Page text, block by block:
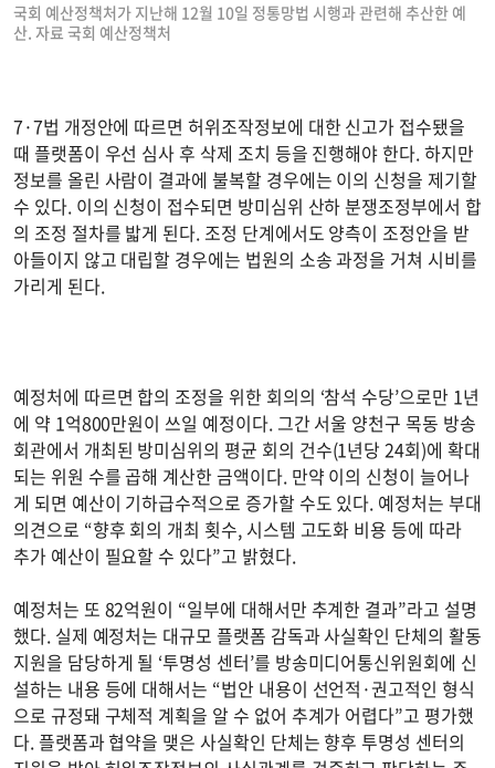
국회 예산정책처가 지난해 12월 10일 정통망법 시행과 관련해 추산한 예
산. 자료 국회 예산정책처
7·7법 개정안에 따르면 허위조작정보에 대한 신고가 접수됐을
때 플랫폼이 우선 심사 후 삭제 조치 등을 진행해야 한다. 하지만
정보를 올린 사람이 결과에 불복할 경우에는 이의 신청을 제기할
수 있다. 이의 신청이 접수되면 방미심위 산하 분쟁조정부에서 합
의 조정 절차를 밟게 된다. 조정 단계에서도 양측이 조정안을 받
아들이지 않고 대립할 경우에는 법원의 소송 과정을 거쳐 시비를
가리게 된다.
예정처에 따르면 합의 조정을 위한 회의의 ‘참석 수당’으로만 1년
에 약 1억800만원이 쓰일 예정이다. 그간 서울 양천구 목동 방송
회관에서 개최된 방미심위의 평균 회의 건수(1년당 24회)에 확대
되는 위원 수를 곱해 계산한 금액이다. 만약 이의 신청이 늘어나
게 되면 예산이 기하급수적으로 증가할 수도 있다. 예정처는 부대
의견으로 “향후 회의 개최 횟수, 시스템 고도화 비용 등에 따라
추가 예산이 필요할 수 있다”고 밝혔다.
예정처는 또 82억원이 “일부에 대해서만 추계한 결과”라고 설명
했다. 실제 예정처는 대규모 플랫폼 감독과 사실확인 단체의 활동
지원을 담당하게 될 ‘투명성 센터’를 방송미디어통신위원회에 신
설하는 내용 등에 대해서는 “법안 내용이 선언적·권고적인 형식
으로 규정돼 구체적 계획을 알 수 없어 추계가 어렵다”고 평가했
다. 플랫폼과 협약을 맺은 사실확인 단체는 향후 투명성 센터의